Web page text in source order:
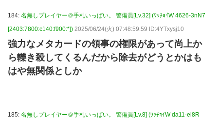
184: 名無しプレイヤー＠手札いっぱい。 警備員[Lv.32] (ﾜｯﾁｮｲW 4626-3nN7
[2403:7800:c140:f900:*]) 2025/06/24(火) 07:48:59.59 ID:4YTxysj10
強力なメタカードの領事の権限があって尚上か
ら轢き殺してくるんだから除去がどうとかはも
はや無関係としか
185: 名無しプレイヤー＠手札いっぱい。 警備員[Lv.8] (ﾜｯﾁｮｲW da11-el8R